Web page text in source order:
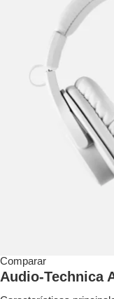
Comparar
Audio-Technica